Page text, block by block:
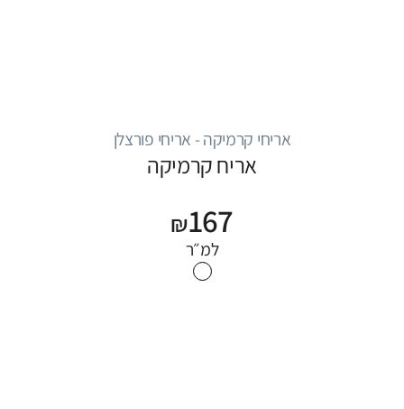
אריחי קרמיקה - אריחי פורצלן
אריח קרמיקה
₪167
למ״ר